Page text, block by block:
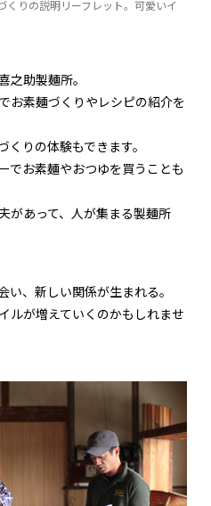
りの説明リーフレット。可愛いイ
之助製麺所。
お素麺づくりやレシピの紹介を
りの体験もできます。
でお素麺やおつゆを買うことも
があって、人が集まる製麺所
、新しい関係が生まれる。
ルが増えていくのかもしれませ